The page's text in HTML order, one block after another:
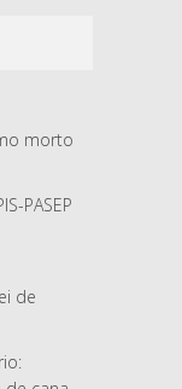
morto
PASEP
de